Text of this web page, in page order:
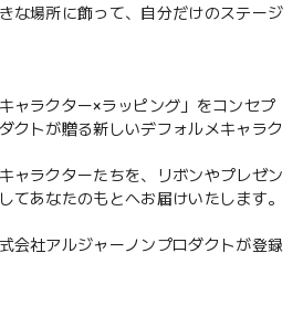
な場所に飾って、自分だけのステージ
ャラクター×ラッピング」をコンセプ
クトが贈る新しいデフォルメキャラク
ャラクターたちを、リボンやプレゼン
てあなたのもとへお届けいたします。
会社アルジャーノンプロダクトが登録